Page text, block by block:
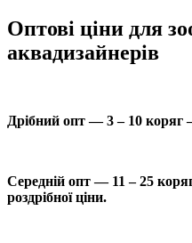
Оптові ціни для
аквадизайнерів
Дрібний опт — 3 – 10 коряг –
Середній опт — 11 – 25
роздрібної ціни.